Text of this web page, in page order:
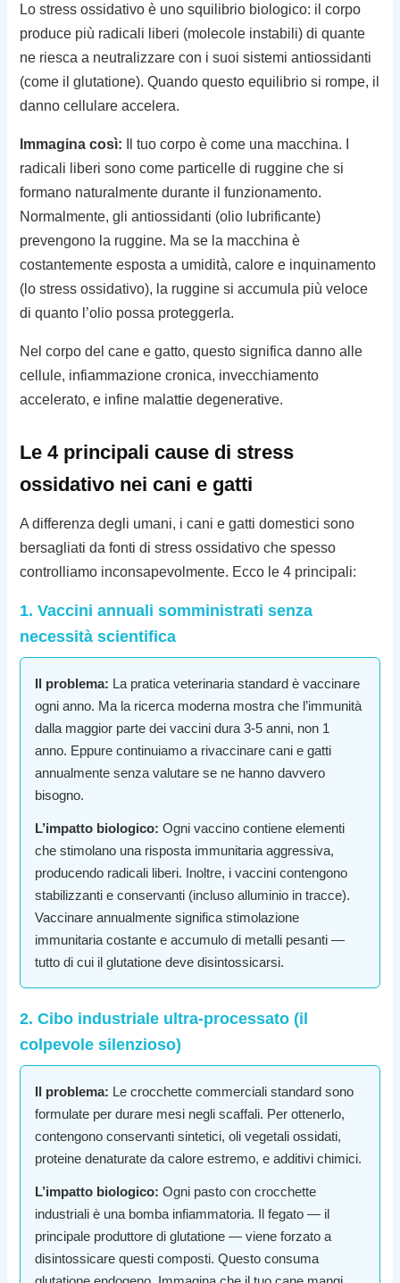
Lo stress ossidativo è uno squilibrio biologico: il corpo
produce più radicali liberi (molecole instabili) di quante
ne riesca a neutralizzare con i suoi sistemi antiossidanti
(come il glutatione). Quando questo equilibrio si rompe, il
danno cellulare accelera.
Immagina così: Il tuo corpo è come una macchina. I
radicali liberi sono come particelle di ruggine che si
formano naturalmente durante il funzionamento.
Normalmente, gli antiossidanti (olio lubrificante)
prevengono la ruggine. Ma se la macchina è
costantemente esposta a umidità, calore e inquinamento
(lo stress ossidativo), la ruggine si accumula più veloce
di quanto l’olio possa proteggerla.
Nel corpo del cane e gatto, questo significa danno alle
cellule, infiammazione cronica, invecchiamento
accelerato, e infine malattie degenerative.
Le 4 principali cause di stress
ossidativo nei cani e gatti
A differenza degli umani, i cani e gatti domestici sono
bersagliati da fonti di stress ossidativo che spesso
controlliamo inconsapevolmente. Ecco le 4 principali:
1. Vaccini annuali somministrati senza
necessità scientifica
Il problema: La pratica veterinaria standard è vaccinare
ogni anno. Ma la ricerca moderna mostra che l’immunità
dalla maggior parte dei vaccini dura 3-5 anni, non 1
anno. Eppure continuiamo a rivaccinare cani e gatti
annualmente senza valutare se ne hanno davvero
bisogno.
L’impatto biologico: Ogni vaccino contiene elementi
che stimolano una risposta immunitaria aggressiva,
producendo radicali liberi. Inoltre, i vaccini contengono
stabilizzanti e conservanti (incluso alluminio in tracce).
Vaccinare annualmente significa stimolazione
immunitaria costante e accumulo di metalli pesanti —
tutto di cui il glutatione deve disintossicarsi.
2. Cibo industriale ultra-processato (il
colpevole silenzioso)
Il problema: Le crocchette commerciali standard sono
formulate per durare mesi negli scaffali. Per ottenerlo,
contengono conservanti sintetici, oli vegetali ossidati,
proteine denaturate da calore estremo, e additivi chimici.
L’impatto biologico: Ogni pasto con crocchette
industriali è una bomba infiammatoria. Il fegato — il
principale produttore di glutatione — viene forzato a
disintossicare questi composti. Questo consuma